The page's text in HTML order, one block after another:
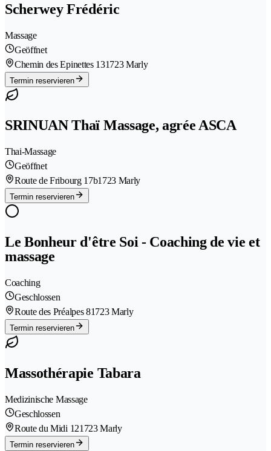
Scherwey Frédéric
Massage
Geöffnet
Chemin des Epinettes 131723 Marly
Termin reservieren
SRINUAN Thaï Massage, agrée ASCA
Thai-Massage
Geöffnet
Route de Fribourg 17b1723 Marly
Termin reservieren
Le Bonheur d'être Soi - Coaching de vie et
massage
Coaching
Geschlossen
Route des Préalpes 81723 Marly
Termin reservieren
Massothérapie Tabara
Medizinische Massage
Geschlossen
Route du Midi 121723 Marly
Termin reservieren